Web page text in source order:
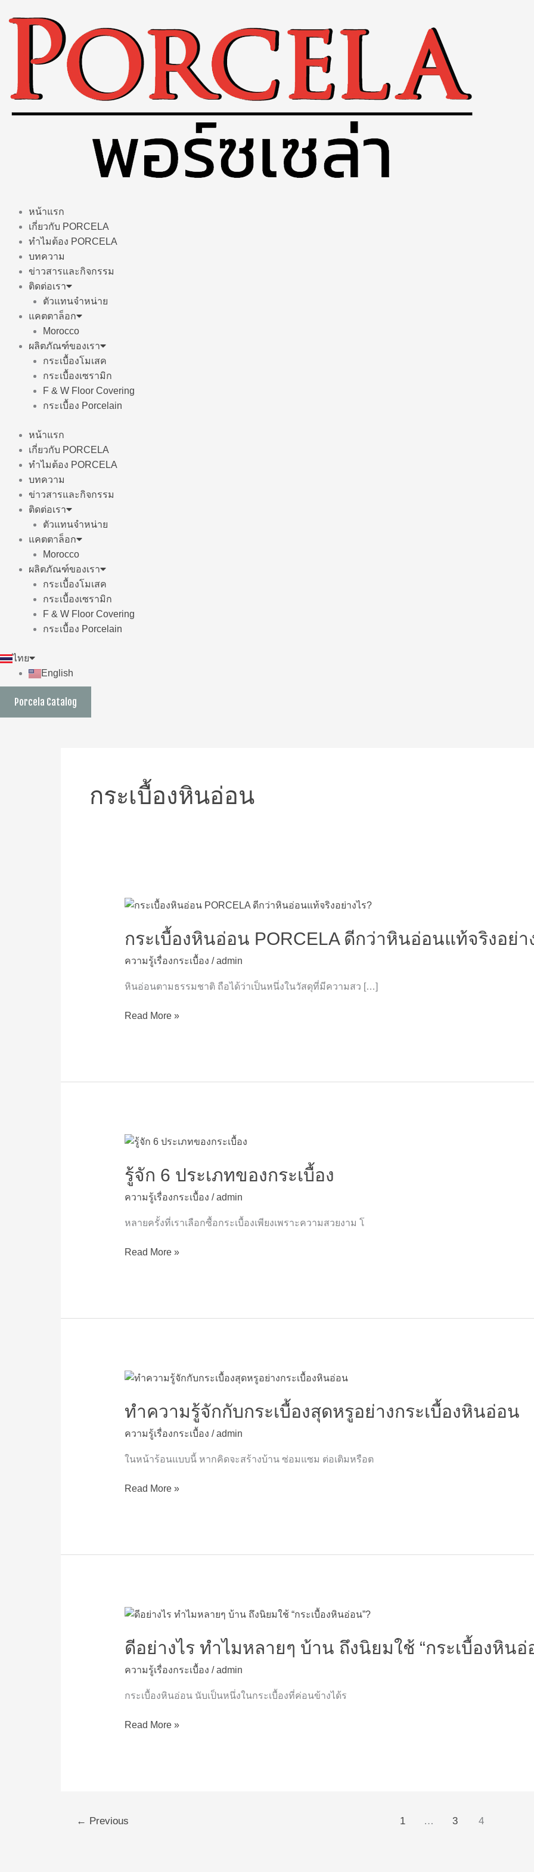
หน้าแรก
เกี่ยวกับ PORCELA
ทำไมต้อง PORCELA
บทความ
ข่าวสารและกิจกรรม
ติดต่อเรา
ตัวแทนจำหน่าย
แคตตาล็อก
Morocco
ผลิตภัณฑ์ของเรา
กระเบื้องโมเสค
กระเบื้องเซรามิก
F & W Floor Covering
กระเบื้อง Porcelain
หน้าแรก
เกี่ยวกับ PORCELA
ทำไมต้อง PORCELA
บทความ
ข่าวสารและกิจกรรม
ติดต่อเรา
ตัวแทนจำหน่าย
แคตตาล็อก
Morocco
ผลิตภัณฑ์ของเรา
กระเบื้องโมเสค
กระเบื้องเซรามิก
F & W Floor Covering
กระเบื้อง Porcelain
ไทย
English
Porcela Catalog
กระเบื้องหินอ่อน
กระเบื้องหินอ่อน PORCELA ดีกว่าหินอ่อนแท้จริงอย่า
ความรู้เรื่องกระเบื้อง /admin
หินอ่อนตามธรรมชาติ ถือได้ว่าเป็นหนึ่งในวัสดุที่มีความสว […]
กระเบื้อง
อ่อน
PORCELA
ดี
หิน
Read More »
รู้จัก 6 ประเภทของกระเบื้อง
ความรู้เรื่องกระเบื้อง /admin
หลายครั้งที่เราเลือกซื้อกระเบื้องเพียงเพราะความสวยงาม โ
รู้จัก
ประเภท
ของ
กระเบื้อง
Read More »
ทำความรู้จักกับกระเบื้องสุดหรูอย่างกระเบื้องหินอ่อน
ความรู้เรื่องกระเบื้อง /admin
ในหน้าร้อนแบบนี้ หากคิดจะสร้างบ้าน ซ่อมแซม ต่อเติมหรือต
ทำความ
กับ
สุด
Read More »
ดีอย่างไร ทำไมหลายๆ บ้าน ถึงนิยมใช้ “กระเบื้องหินอ่
ความรู้เรื่องกระเบื้อง /admin
กระเบื้องหินอ่อน นับเป็นหนึ่งในกระเบื้องที่ค่อนข้างได้ร
ดี
ทำไม
บ้าน
Read More »
← Previous 1 … 3 4